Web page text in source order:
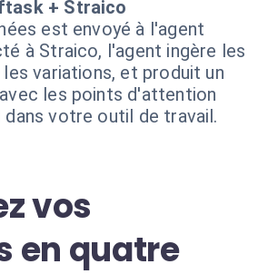
+ Straico
est envoyé à l'agent
à Straico, l'agent ingère les
les variations, et produit un
les points d'attention
votre outil de travail.
vos
en quatre